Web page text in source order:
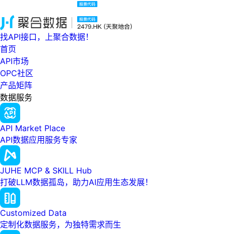
找API接口，上聚合数据！
首页
API市场
OPC社区
产品矩阵
数据服务
API Market Place
API数据应用服务专家
JUHE MCP & SKILL Hub
打破LLM数据孤岛，助力AI应用生态发展！
Customized Data
定制化数据服务，为独特需求而生